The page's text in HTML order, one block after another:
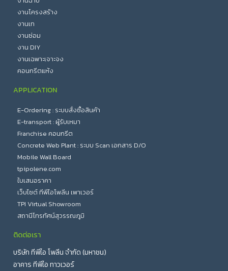
งานโครงสร้าง
งานเท
งานซ่อม
งาน DIY
งานเฉพาะเจาะจง
คอนกรีตแห้ง
APPLICATION
E-Ordering : ระบบสั่งซื้อสินค้า
E-transport : ผู้รับเหมา
Franchise คอนกรีต
Concrete Web Plant : ระบบ Scan เอกสาร D/O
Mobile Wall Board
tpipolene.com
ใบเสนอราคา
เว็บไซต์ ทีพีไอโพลีน เพาเวอร์
TPI Virtual Showroom
สถานีโทรทัศน์สุวรรณภูมิ
ติดต่อเรา
บริษัท ทีพีไอ โพลีน จำกัด (มหาชน)
อาคาร ทีพีไอ ทาวเวอร์